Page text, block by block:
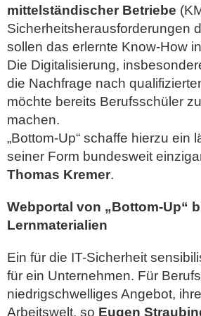
mittelständischer Betriebe
Sicherheitsherausforderungen
sollen das erlernte Know-How
Die Digitalisierung,
die Nachfrage nach
möchte bereits Berufsschüler
machen.
„Bottom-Up“ schaffe hierzu ein
seiner Form bundesweit
Thomas Kremer.
Webportal von „Bottom-Up“
Lernmaterialien
Ein für die IT-Sicherheit
für ein Unternehmen. Für
niedrigschwelliges Angebot,
Arbeitswelt, so Eugen